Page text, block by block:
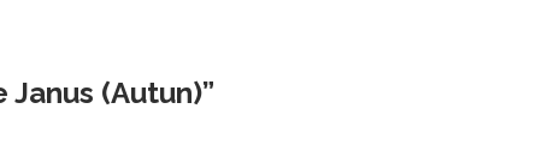
Janus (Autun)”